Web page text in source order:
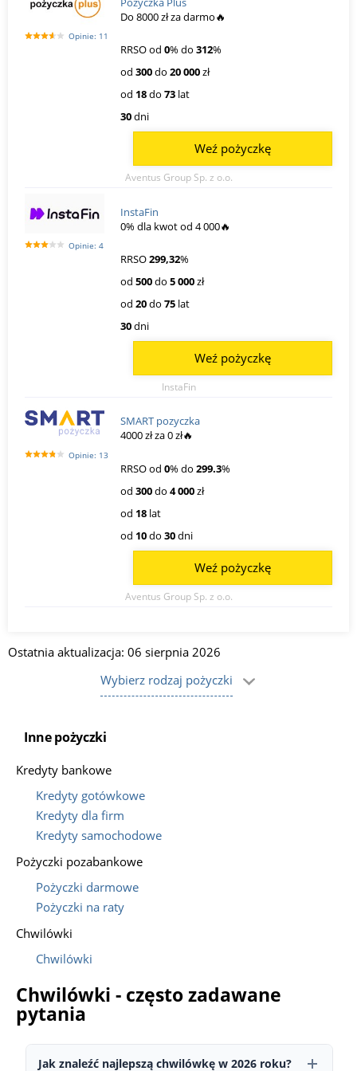
Opinie: 11
Do 8000 zł za darmo🔥
RRSO od 0% do 312%
od 300do 20 000zł
od 18do 73 lat
30dni
Aventus Group Sp. z o.o.
Weź pożyczkę
Opinie: 4
InstaFin
0% dla kwot od 4 000🔥
RRSO299,32%
od 500do 5 000zł
od 20do 75 lat
30dni
InstaFin
Weź pożyczkę
Opinie: 13
SMART pozyczka
4000 zł za 0 zł🔥
RRSO od 0% do 299.3%
od 300do 4 000zł
od 18 lat
od 10do 30dni
Aventus Group Sp. z o.o.
Weź pożyczkę
Ostatnia aktualizacja: 06 sierpnia 2026
Wybierz rodzaj pożyczki
Inne pożyczki
Kredyty bankowe
Kredyty gotówkowe
Kredyty dla firm
Kredyty samochodowe
Pożyczki pozabankowe
Pożyczki darmowe
Pożyczki na raty
Chwilówki
Chwilówki
Chwilówki - często zadawane
pytania
Jak znaleźć najlepszą chwilówkę w 2026 roku?